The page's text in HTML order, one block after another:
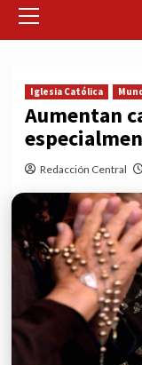
Menu
Iglesia Católica
Aumentan
Redacción Central